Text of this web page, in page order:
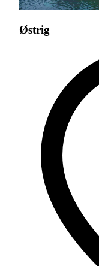
Østrig